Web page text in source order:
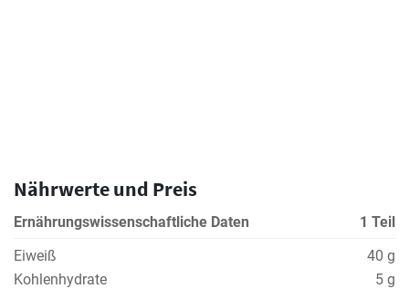
Nährwerte und Preis
Ernährungswissenschaftliche Daten
1 Teil
Eiweiß
40 g
Kohlenhydrate
5 g